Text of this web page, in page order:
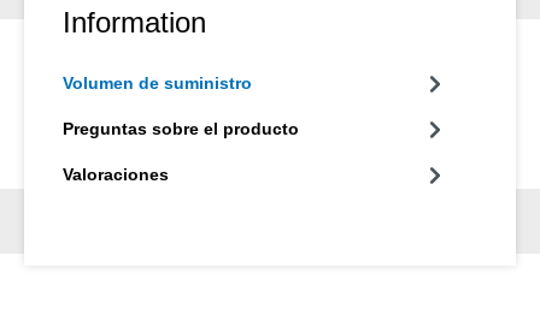
Information
Volumen de suministro
Preguntas sobre el producto
Valoraciones